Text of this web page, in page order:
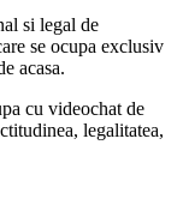
si legal de
se ocupa exclusiv
acasa.
cu videochat de
legalitatea,